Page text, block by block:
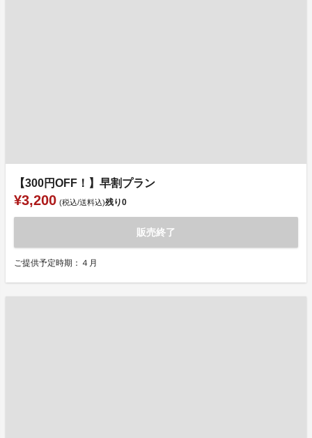
【300円OFF！】早割プラン
¥3,200 (税込/送料込)残り0
販売終了
ご提供予定時期：４月